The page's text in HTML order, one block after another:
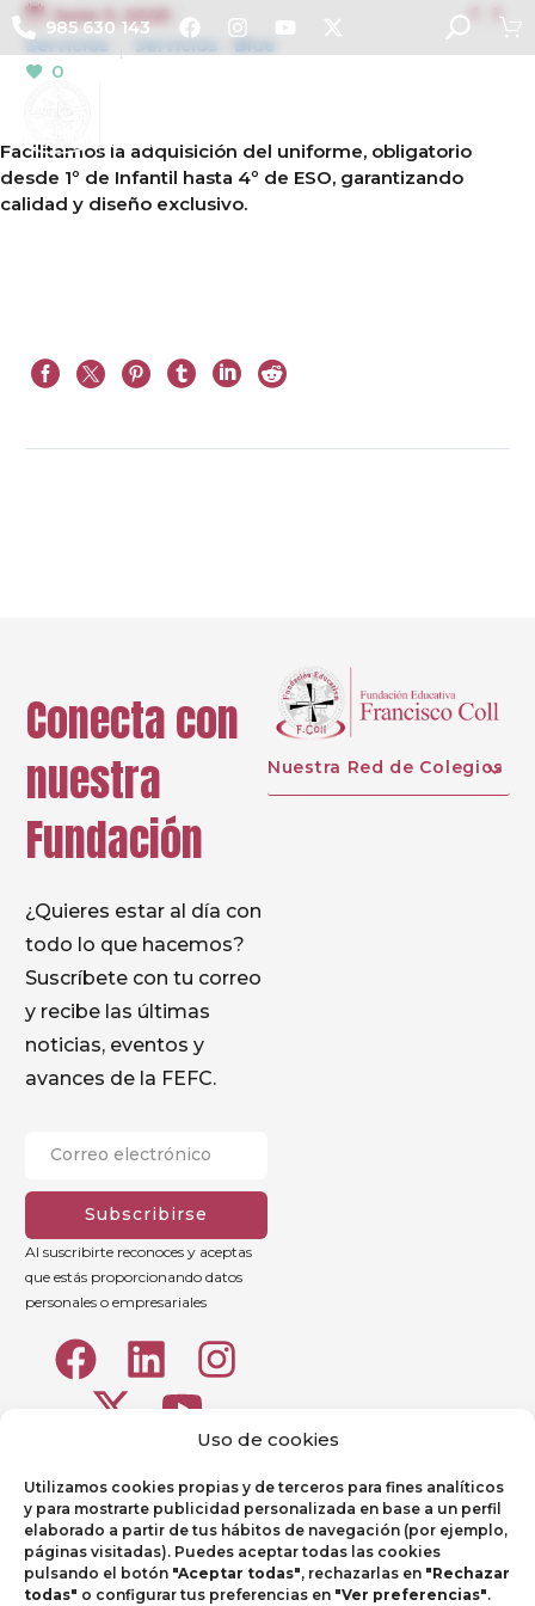
Uso de cookies
Utilizamos cookies propias y de terceros para fines analíticos
y para mostrarte publicidad personalizada en base a un perfil
elaborado a partir de tus hábitos de navegación (por ejemplo,
páginas visitadas). Puedes aceptar todas las cookies
pulsando el botón "Aceptar todas", rechazarlas en "Rechazar
todas" o configurar tus preferencias en "Ver preferencias".
985 630 143  
June 3, 2025
Servicios
Servicios - Blue
0
Facilitamos la adquisición del uniforme, obligatorio
desde 1º de Infantil hasta 4º de ESO, garantizando
calidad y diseño exclusivo.
Conecta con
nuestra
Fundación
¿Quieres estar al día con
todo lo que hacemos?
Suscríbete con tu correo
y recibe las últimas
noticias, eventos y
avances de la FEFC.
Subscribirse
Al suscribirte reconoces y aceptas
que estás proporcionando datos
personales o empresariales
Nuestra Red de Colegios